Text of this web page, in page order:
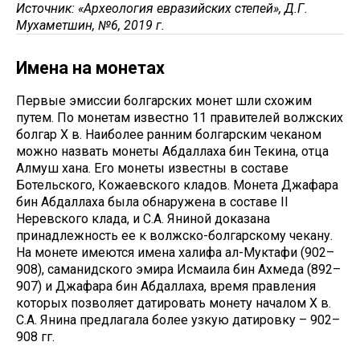
Источник: «Археология евразийских степей», Д.Г.
Мухаметшин, №6, 2019 г.
Имена на монетах
Первые эмиссии болгарских монет шли схожим
путем. По монетам известно 11 правителей волжских
болгар Х в. Наиболее ранним болгарским чеканом
можно назвать монеты Абдаллаха бин Текина, отца
Алмуш хана. Его монеты известны в составе
Ботельского, Кожаевского кладов. Монета Джафара
бин Абдаллаха была обнаружена в составе II
Неревского клада, и С.А. Яниной доказана
принадлежность ее к волжско-болгарскому чекану.
На монете имеются имена халифа ал-Муктафи (902–
908), саманидского эмира Исмаила бин Ахмеда (892–
907) и Джафара бин Абдаллаха, время правления
которых позволяет датировать монету началом Х в.
С.А. Янина предлагала более узкую датировку – 902–
908 гг.